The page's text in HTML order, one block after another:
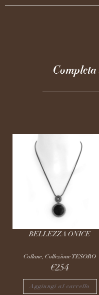
BELLEZZA ONICE
Collane, Collezione TESORO
€254
Aggiungi al carrello